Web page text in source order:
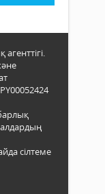
сілтеме